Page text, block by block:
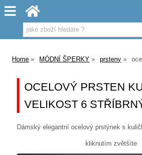
Home MÓDNÍ ŠPERKY prsteny
OCELOVÝ PRSTEN
VELIKOST 6
Dámský elegantní ocelový prstýnek s
kliknutím zvětšíte